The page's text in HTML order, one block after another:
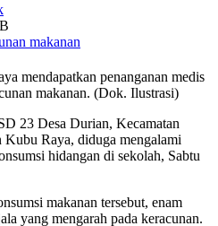
mendapatkan penanganan medis
makanan. (Dok. Ilustrasi)
23 Desa Durian, Kecamatan
Raya, diduga mengalami
hidangan di sekolah, Sabtu
makanan tersebut, enam
yang mengarah pada keracunan.